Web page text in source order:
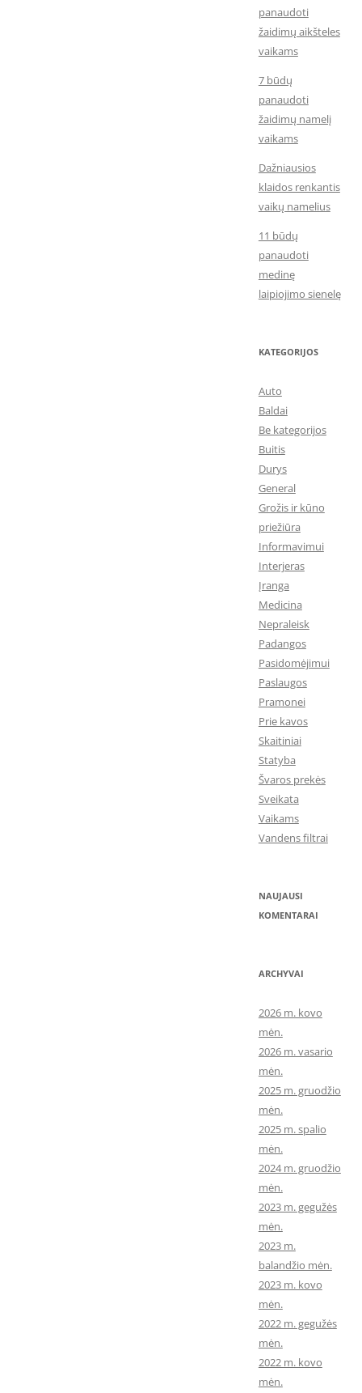
panaudoti
žaidimų aikšteles
vaikams
7 būdų
panaudoti
žaidimų namelį
vaikams
Dažniausios
klaidos renkantis
vaikų namelius
11 būdų
panaudoti
medinę
laipiojimo sienelę
KATEGORIJOS
Auto
Baldai
Be kategorijos
Buitis
Durys
General
Grožis ir kūno
priežiūra
Informavimui
Interjeras
Įranga
Medicina
Nepraleisk
Padangos
Pasidomėjimui
Paslaugos
Pramonei
Prie kavos
Skaitiniai
Statyba
Švaros prekės
Sveikata
Vaikams
Vandens filtrai
NAUJAUSI
KOMENTARAI
ARCHYVAI
2026 m. kovo
mėn.
2026 m. vasario
mėn.
2025 m. gruodžio
mėn.
2025 m. spalio
mėn.
2024 m. gruodžio
mėn.
2023 m. gegužės
mėn.
2023 m.
balandžio mėn.
2023 m. kovo
mėn.
2022 m. gegužės
mėn.
2022 m. kovo
mėn.